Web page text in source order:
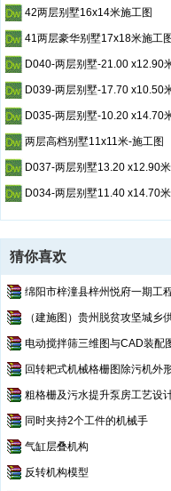
42两层别墅16x14米施工图
41两层豪华别墅17x18米施工图
D040-两层别墅-21.00 x12.90
D039-两层别墅-17.70 x10.50
D035-两层别墅-10.20 x14.70
两层高档别墅11x11米-施工图
D037-两层别墅13.20 x12.90
D034-两层别墅11.40 x14.70
猜你喜欢
绵阳市梓潼县梓州悦府一期工
（建施图）贵州脱贫攻坚城乡
电动搅拌筛三维图与CAD装配
回转耙式机械格栅图除污机外
粗格栅及污水提升泵房工艺设
同时夹持2个工件的机械手
气缸层叠机构
反转机构模型